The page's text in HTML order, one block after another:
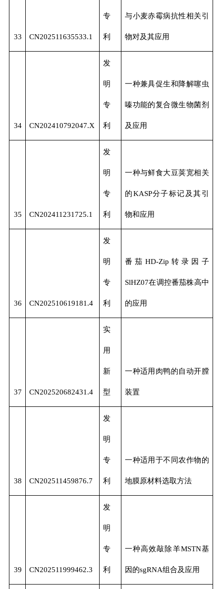
33 CN202511635533.1
专
利
与小麦赤霉病抗性相关引
物对及其应用
34 CN202410792047.X
发
明
专
利
一种兼具促生和降解噻虫
嗪功能的复合微生物菌剂
及应用
35 CN202411231725.1
发
明
专
利
一种与鲜食大豆荚宽相关
的KASP分子标记及其引
物和应用
36 CN202510619181.4
发
明
专
利
番茄HD-Zip转录因子
SlHZ07在调控番茄株高中
的应用
37 CN202520682431.4
实
用
新
型
一种适用肉鸭的自动开膛
装置
38 CN202511459876.7
发
明
专
利
一种适用于不同农作物的
地膜原材料选取方法
39 CN202511999462.3
发
明
专
利
一种高效敲除羊MSTN基
因的sgRNA组合及应用